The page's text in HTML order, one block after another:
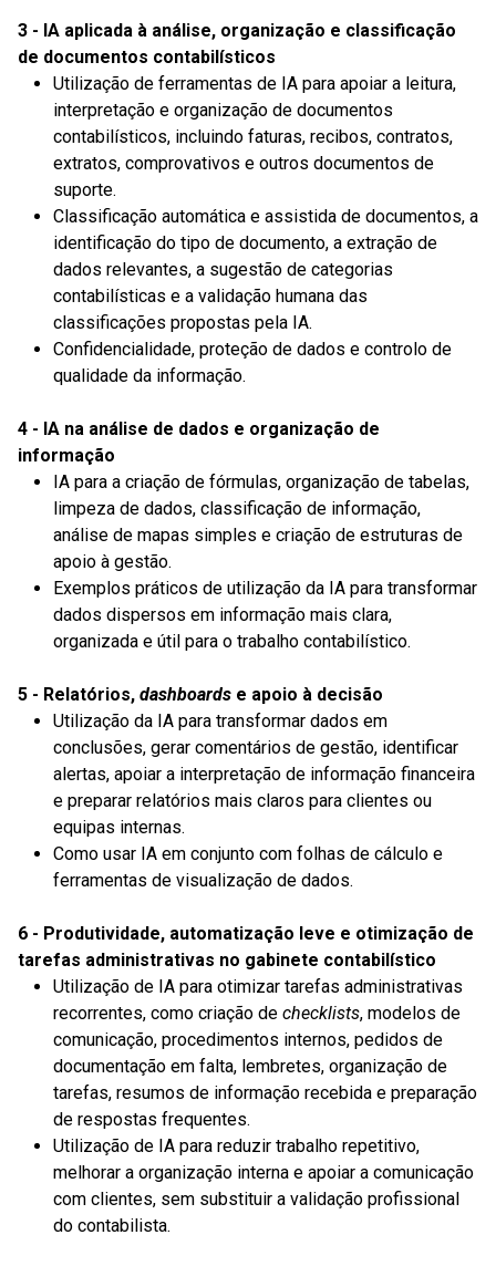
3 - IA aplicada à análise, organização e classificação
de documentos contabilísticos
Utilização de ferramentas de IA para apoiar a leitura,
interpretação e organização de documentos
contabilísticos, incluindo faturas, recibos, contratos,
extratos, comprovativos e outros documentos de
suporte.
Classificação automática e assistida de documentos, a
identificação do tipo de documento, a extração de
dados relevantes, a sugestão de categorias
contabilísticas e a validação humana das
classificações propostas pela IA.
Confidencialidade, proteção de dados e controlo de
qualidade da informação.
4 - IA na análise de dados e organização de
informação
IA para a criação de fórmulas, organização de tabelas,
limpeza de dados, classificação de informação,
análise de mapas simples e criação de estruturas de
apoio à gestão.
Exemplos práticos de utilização da IA para transformar
dados dispersos em informação mais clara,
organizada e útil para o trabalho contabilístico.
5 - Relatórios, dashboards e apoio à decisão
Utilização da IA para transformar dados em
conclusões, gerar comentários de gestão, identificar
alertas, apoiar a interpretação de informação financeira
e preparar relatórios mais claros para clientes ou
equipas internas.
Como usar IA em conjunto com folhas de cálculo e
ferramentas de visualização de dados.
6 - Produtividade, automatização leve e otimização de
tarefas administrativas no gabinete contabilístico
Utilização de IA para otimizar tarefas administrativas
recorrentes, como criação de checklists, modelos de
comunicação, procedimentos internos, pedidos de
documentação em falta, lembretes, organização de
tarefas, resumos de informação recebida e preparação
de respostas frequentes.
Utilização de IA para reduzir trabalho repetitivo,
melhorar a organização interna e apoiar a comunicação
com clientes, sem substituir a validação profissional
do contabilista.